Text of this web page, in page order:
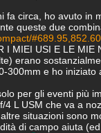
fa circa, ho avuto in
queste due
I MIEI USI E LE MIE
erano
300mm e ho iniziato
per gli eventi più
4 L USM che va a
situazioni sono
di campo aiuta